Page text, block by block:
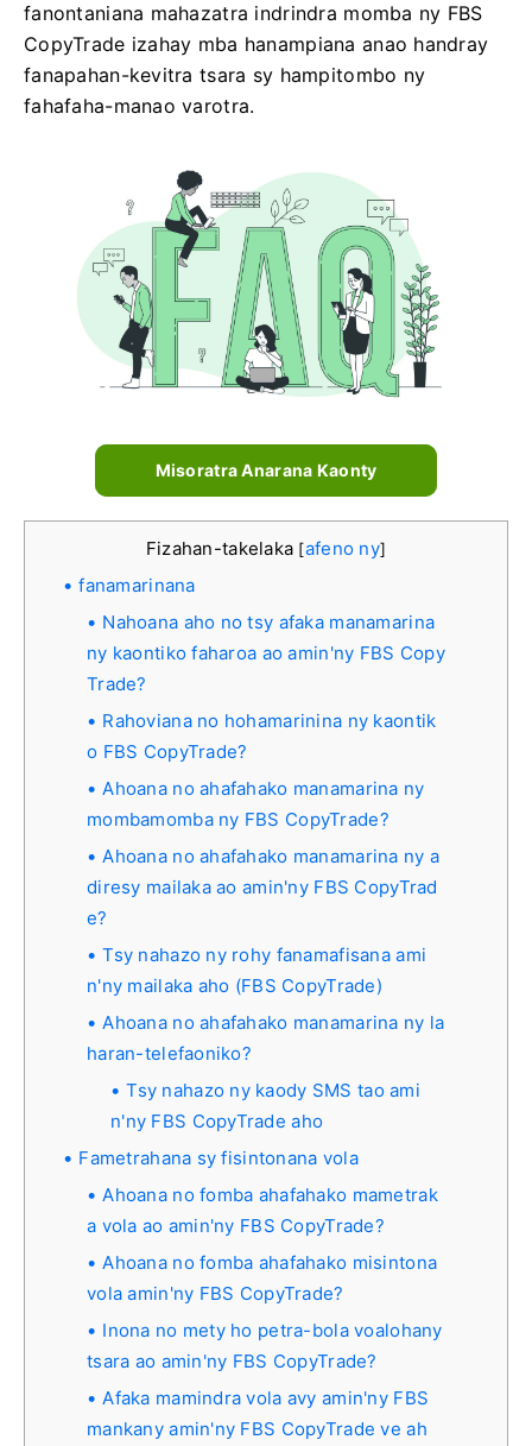
fanontaniana mahazatra indrindra momba ny FBS
CopyTrade izahay mba hanampiana anao handray
fanapahan-kevitra tsara sy hampitombo ny
fahafaha-manao varotra.
Misoratra Anarana Kaonty
Fizahan-takelaka [afeno ny]
fanamarinana
Nahoana aho no tsy afaka manamarina
ny kaontiko faharoa ao amin'ny FBS Copy
Trade?
Rahoviana no hohamarinina ny kaontik
o FBS CopyTrade?
Ahoana no ahafahako manamarina ny
mombamomba ny FBS CopyTrade?
Ahoana no ahafahako manamarina ny a
diresy mailaka ao amin'ny FBS CopyTrad
e?
Tsy nahazo ny rohy fanamafisana ami
n'ny mailaka aho (FBS CopyTrade)
Ahoana no ahafahako manamarina ny la
haran-telefaoniko?
Tsy nahazo ny kaody SMS tao ami
n'ny FBS CopyTrade aho
Fametrahana sy fisintonana vola
Ahoana no fomba ahafahako mametrak
a vola ao amin'ny FBS CopyTrade?
Ahoana no fomba ahafahako misintona
vola amin'ny FBS CopyTrade?
Inona no mety ho petra-bola voalohany
tsara ao amin'ny FBS CopyTrade?
Afaka mamindra vola avy amin'ny FBS
mankany amin'ny FBS CopyTrade ve ah